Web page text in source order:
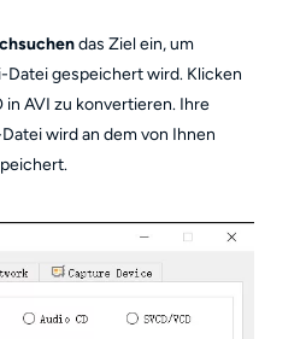
das Ziel ein, um
Datei gespeichert wird. Klicken
in AVI zu konvertieren. Ihre
wird an dem von Ihnen